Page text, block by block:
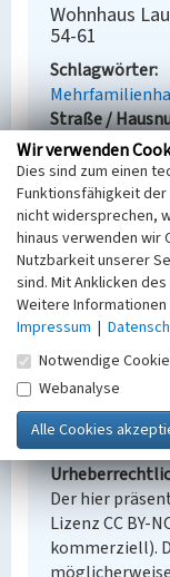
Wohnhaus
54-61
Schlagwörter
Straße /
Straße der
Ort
Lauta, Stadt
Fachsicht(en)
Denkmalpflege
Keine Angabe
Übernahme
Empfohlene
Der hier
Lizenz CC BY-
kommerziell).
Wir verwenden
Dies sind zum einen
Funktionsfähigkeit
nicht widersprechen,
hinaus verwenden wir
Nutzbarkeit unserer
sind. Mit Anklicken
Weitere
Impressum |
Notwendige
Webanalyse